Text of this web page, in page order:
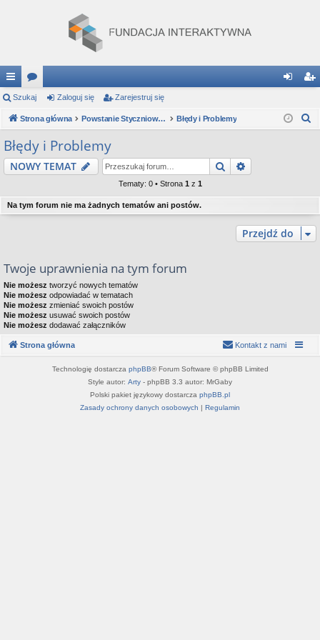
ię
ce
j
…
or
a og ej
ę
Szukaj Zaloguj się Zarejestruj się
Strona główna Powstanie Styczniowe: Gra Strategiczna Błędy i Problemy
j
Błędy i Problemy
NOWY TEMAT Szukaj
Tematy: 0 • Strona 1 z 1
Na tym forum nie ma żadnych tematów ani postów.
Przejdź do
Twoje uprawnienia na tym forum
Nie możesz tworzyć nowych tematów
Nie możesz odpowiadać w tematach
Nie możesz zmieniać swoich postów
Nie możesz usuwać swoich postów
Nie możesz dodawać załączników
Strona główna Kontakt z nami
Technologię dostarcza phpBB® Forum Software © phpBB Limited
Style autor: Arty - phpBB 3.3 autor: MrGaby
Polski pakiet językowy dostarcza phpBB.pl
Zasady ochrony danych osobowych | Regulamin